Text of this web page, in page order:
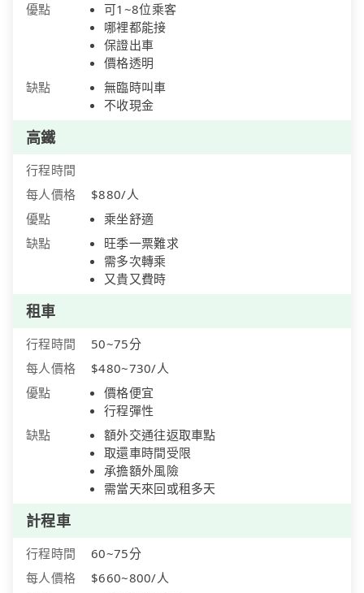
優點
可1~8位乘客
哪裡都能接
保證出車
價格透明
缺點
無臨時叫車
不收現金
高鐵
行程時間
每人價格
$880/人
優點
乘坐舒適
缺點
旺季一票難求
需多次轉乘
又貴又費時
租車
行程時間
50~75分
每人價格
$480~730/人
優點
價格便宜
行程彈性
缺點
額外交通往返取車點
取還車時間受限
承擔額外風險
需當天來回或租多天
計程車
行程時間
60~75分
每人價格
$660~800/人